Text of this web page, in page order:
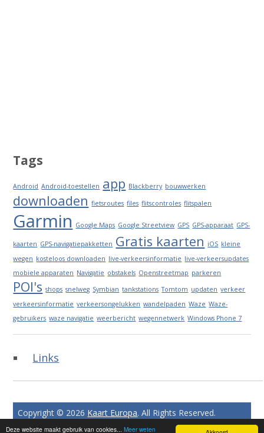
Deze website maakt gebruik van cookies... Meer weten
Tags
Android Android-toestellen app Blackberry bouwwerken
downloaden fietsroutes files flitscontroles flitspalen
Garmin Google Maps Google Streetview GPS GPS-apparaat GPS-
kaarten GPS-navigatiepakketten Gratis kaarten iOS kleine
wegen kosteloos downloaden live-verkeersinformatie live-verkeersupdates
mobiele apparaten Navigatie obstakels Openstreetmap parkeren
POI's shops snelweg Symbian tankstations Tomtom updaten verkeer
verkeersinformatie verkeersongelukken wandelpaden Waze Waze-
gebruikers waze navigatie weerbericht wegennetwerk Windows Phone 7
Links
Copyright © 2026 Kaart Europa. All Rights Reserved.